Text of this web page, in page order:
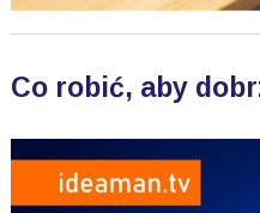
Co robić, aby